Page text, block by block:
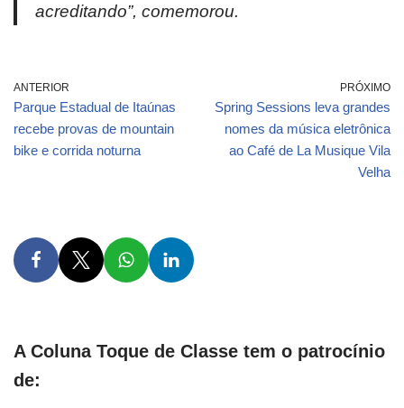
acreditando”, comemorou.
ANTERIOR
Parque Estadual de Itaúnas
recebe provas de mountain
bike e corrida noturna
PRÓXIMO
Spring Sessions leva grandes
nomes da música eletrônica
ao Café de La Musique Vila
Velha
A Coluna Toque de Classe tem o patrocínio
de: